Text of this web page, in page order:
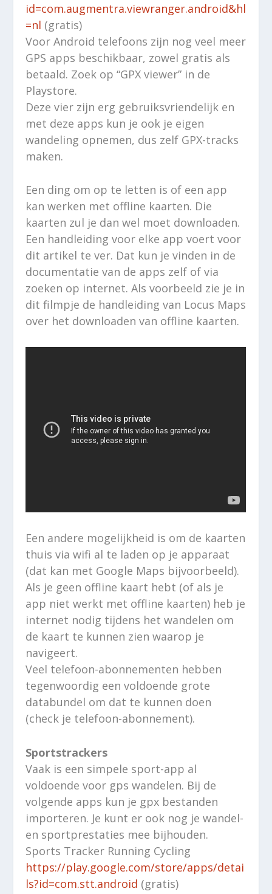
id=com.augmentra.viewranger.android&hl
=nl (gratis)
Voor Android telefoons zijn nog veel meer
GPS apps beschikbaar, zowel gratis als
betaald. Zoek op “GPX viewer” in de
Playstore.
Deze vier zijn erg gebruiksvriendelijk en
met deze apps kun je ook je eigen
wandeling opnemen, dus zelf GPX-tracks
maken.
Een ding om op te letten is of een app
kan werken met offline kaarten. Die
kaarten zul je dan wel moet downloaden.
Een handleiding voor elke app voert voor
dit artikel te ver. Dat kun je vinden in de
documentatie van de apps zelf of via
zoeken op internet. Als voorbeeld zie je in
dit filmpje de handleiding van Locus Maps
over het downloaden van offline kaarten.
Een andere mogelijkheid is om de kaarten
thuis via wifi al te laden op je apparaat
(dat kan met Google Maps bijvoorbeeld).
Als je geen offline kaart hebt (of als je
app niet werkt met offline kaarten) heb je
internet nodig tijdens het wandelen om
de kaart te kunnen zien waarop je
navigeert.
Veel telefoon-abonnementen hebben
tegenwoordig een voldoende grote
databundel om dat te kunnen doen
(check je telefoon-abonnement).
Sportstrackers
Vaak is een simpele sport-app al
voldoende voor gps wandelen. Bij de
volgende apps kun je gpx bestanden
importeren. Je kunt er ook nog je wandel-
en sportprestaties mee bijhouden.
Sports Tracker Running Cycling
https://play.google.com/store/apps/detai
ls?id=com.stt.android (gratis)